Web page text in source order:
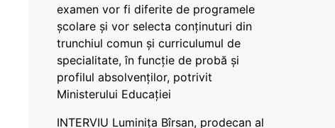
examen vor fi diferite de programele
școlare și vor selecta conținuturi din
trunchiul comun și curriculumul de
specialitate, în funcție de probă și
profilul absolvenților, potrivit
Ministerului Educației
INTERVIU Luminița Bîrsan, prodecan al